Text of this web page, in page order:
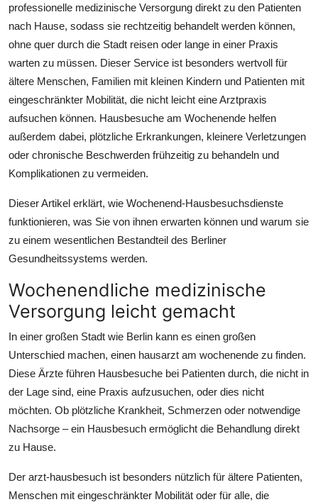
How To
Support Number
professionelle medizinische Versorgung direkt zu den Patienten
nach Hause, sodass sie rechtzeitig behandelt werden können,
ohne quer durch die Stadt reisen oder lange in einer Praxis
warten zu müssen. Dieser Service ist besonders wertvoll für
ältere Menschen, Familien mit kleinen Kindern und Patienten mit
eingeschränkter Mobilität, die nicht leicht eine Arztpraxis
aufsuchen können. Hausbesuche am Wochenende helfen
außerdem dabei, plötzliche Erkrankungen, kleinere Verletzungen
oder chronische Beschwerden frühzeitig zu behandeln und
Komplikationen zu vermeiden.
Dieser Artikel erklärt, wie Wochenend-Hausbesuchsdienste
funktionieren, was Sie von ihnen erwarten können und warum sie
zu einem wesentlichen Bestandteil des Berliner
Gesundheitssystems werden.
Wochenendliche medizinische
Versorgung leicht gemacht
In einer großen Stadt wie Berlin kann es einen großen
Unterschied machen, einen hausarzt am wochenende zu finden.
Diese Ärzte führen Hausbesuche bei Patienten durch, die nicht in
der Lage sind, eine Praxis aufzusuchen, oder dies nicht
möchten. Ob plötzliche Krankheit, Schmerzen oder notwendige
Nachsorge – ein Hausbesuch ermöglicht die Behandlung direkt
zu Hause.
Der arzt-hausbesuch ist besonders nützlich für ältere Patienten,
Menschen mit eingeschränkter Mobilität oder für alle, die